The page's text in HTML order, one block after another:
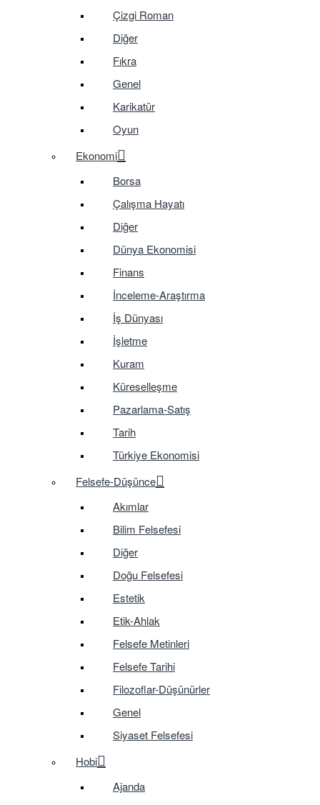
Çizgi Roman
Diğer
Fıkra
Genel
Karikatür
Oyun
Ekonomi
Borsa
Çalışma Hayatı
Diğer
Dünya Ekonomisi
Finans
İnceleme-Araştırma
İş Dünyası
İşletme
Kuram
Küreselleşme
Pazarlama-Satış
Tarih
Türkiye Ekonomisi
Felsefe-Düşünce
Akımlar
Bilim Felsefesi
Diğer
Doğu Felsefesi
Estetik
Etik-Ahlak
Felsefe Metinleri
Felsefe Tarihi
Filozoflar-Düşünürler
Genel
Siyaset Felsefesi
Hobi
Ajanda